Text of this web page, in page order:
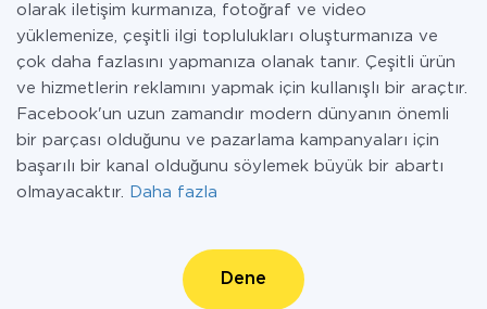
olarak iletişim kurmanıza, fotoğraf ve video
yüklemenize, çeşitli ilgi toplulukları oluşturmanıza ve
çok daha fazlasını yapmanıza olanak tanır. Çeşitli ürün
ve hizmetlerin reklamını yapmak için kullanışlı bir araçtır.
Facebook'un uzun zamandır modern dünyanın önemli
bir parçası olduğunu ve pazarlama kampanyaları için
başarılı bir kanal olduğunu söylemek büyük bir abartı
olmayacaktır.
Daha fazla
Dene